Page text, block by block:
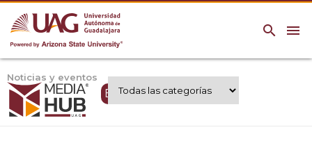
menu
search
Noticias y eventos
Expertos UAG